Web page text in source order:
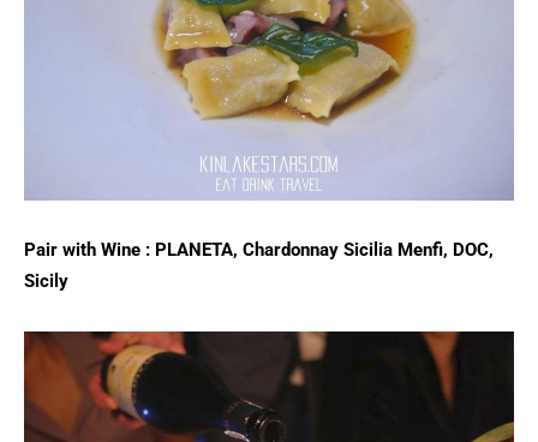
Pair with Wine : PLANETA, Chardonnay Sicilia Menfi, DOC,
Sicily